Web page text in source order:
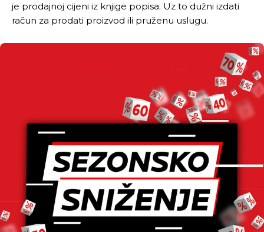
je prodajnoj cijeni iz knjige popisa. Uz to dužni izdati
račun za prodati proizvod ili pruženu uslugu.